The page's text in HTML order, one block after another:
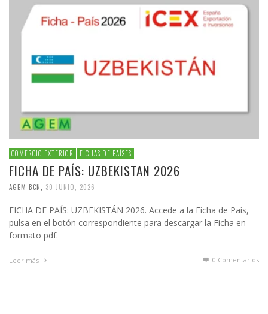
COMERCIO EXTERIOR FICHAS DE PAÍSES
FICHA DE PAÍS: UZBEKISTAN 2026
AGEM BCN 30 JUNIO, 2026
FICHA DE PAÍS: UZBEKISTÁN 2026. Accede a la Ficha de País,
pulsa en el botón correspondiente para descargar la Ficha en
formato pdf.
Leer más 0 Comentarios